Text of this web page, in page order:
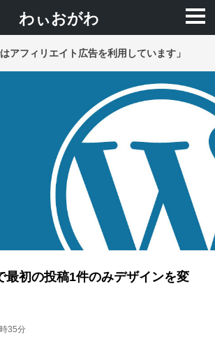
わぃおがわ
アフィリエイト広告を利用しています」
初の投稿1件のみデザインを変
35分